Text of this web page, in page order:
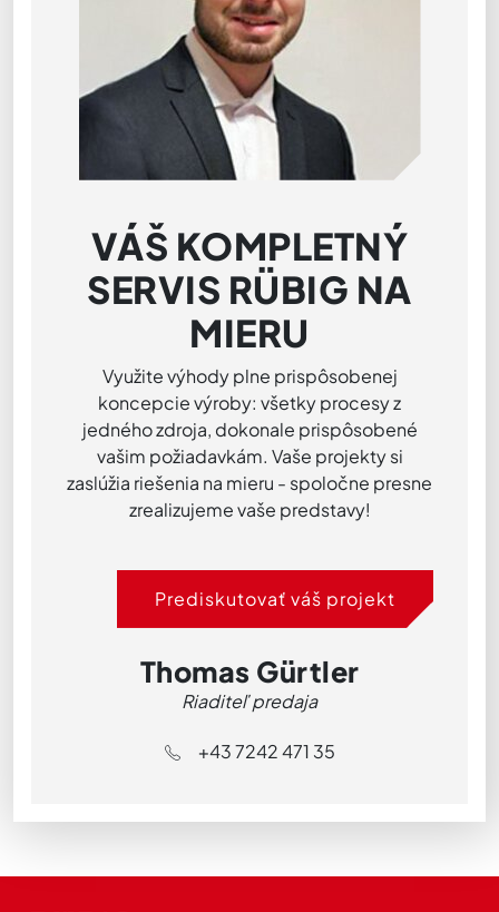
VÁŠ KOMPLETNÝ
SERVIS RÜBIG NA
MIERU
Využite výhody plne prispôsobenej
koncepcie výroby: všetky procesy z
jedného zdroja, dokonale prispôsobené
vašim požiadavkám. Vaše projekty si
zaslúžia riešenia na mieru - spoločne presne
zrealizujeme vaše predstavy!
Prediskutovať váš projekt
Thomas Gürtler
Riaditeľ predaja
+43 7242 471 35